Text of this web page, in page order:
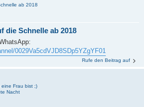
ab 2018
die Schnelle ab 2018
0029Va5cdVJD8SDp5YZgYF01
Rufe den Beitrag auf
eine Frau bist ;)
Nacht